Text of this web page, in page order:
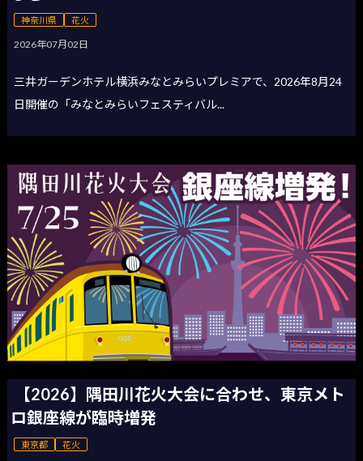
神奈川県 花火
2026年07月02日
三井ガーデンホテル横浜みなとみらいプレミアで、2026年8月24
日開催の「みなとみらいフェスティバル...
【2026】隅田川花火大会に合わせ、東京メト
ロ銀座線が臨時増発
東京都 花火